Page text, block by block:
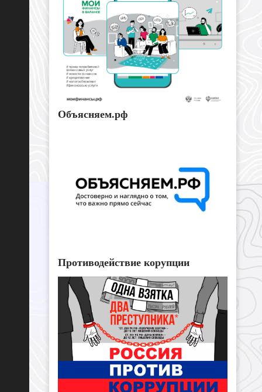
Объясняем.рф
Противодействие корупции